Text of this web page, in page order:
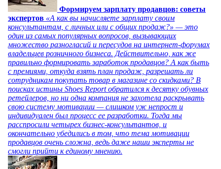
Формируем зарплату продавцов: советы
экспертов «А как вы начисляете зарплату своим
консультантам, с личных или с общих продаж?» — это
один из самых популярных вопросов, вызывающих
множество разногласий и пересудов на интернет-форумах
владельцев розничного бизнеса. Действительно, как же
правильно формировать заработок продавцов? А как быть
с премиями, откуда взять план продаж, разрешать ли
сотрудникам покупать товар в магазине со скидками? В
поисках истины Shoes Report обратился к десятку обувных
ретейлеров, но ни одна компания не захотела раскрывать
свою систему мотивации — слишком уж непрост и
индивидуален был процесс ее разработки. Тогда мы
расспросили четырех бизнес-консультантов, и
окончательно убедились в том, что тема мотивации
продавцов очень сложна, ведь даже наши эксперты не
смогли прийти к единому мнению.